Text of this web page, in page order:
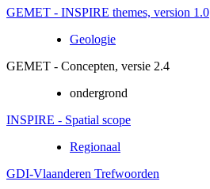
GEMET - INSPIRE themes, version 1.0
Geologie
GEMET - Concepten, versie 2.4
ondergrond
INSPIRE - Spatial scope
Regionaal
GDI-Vlaanderen Trefwoorden